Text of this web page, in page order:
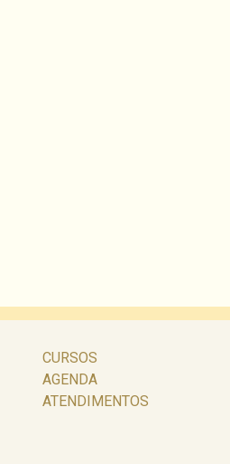
CURSOS
AGENDA
ATENDIMENTOS